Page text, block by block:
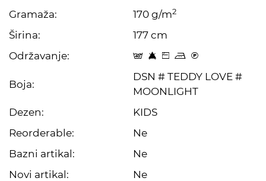
Gramaža:
170 g/m2
Širina:
177 cm
Održavanje:
t 8 Z p C
Boja:
DSN # TEDDY LOVE #
MOONLIGHT
Dezen:
KIDS
Reorderable:
Ne
Bazni artikal:
Ne
Novi artikal:
Ne